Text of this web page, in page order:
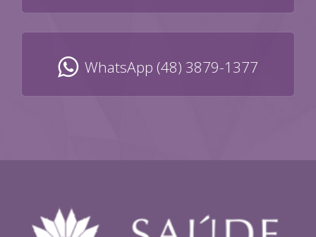
WhatsApp (48) 3879-1377